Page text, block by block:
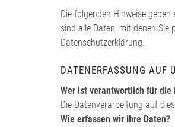
Die folgenden Hinweise
sind alle Daten, mit denen
Datenschutzerklärung.
DATENERFASSUNG AUF
Wer ist verantwortlich für die
Die Datenverarbeitung auf
Wie erfassen wir Ihre Daten?